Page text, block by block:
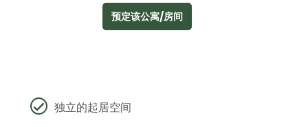
预定该公寓/房间
独立的起居空间